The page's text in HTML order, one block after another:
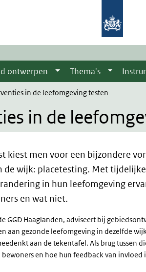
ontwerpen Thema's
in de leefomgeving testen
in de
kiest men voor een bijzondere
de wijk: placetesting. Met
in hun leefomgeving
en wat niet.
GGD Haaglanden, adviseert bij
aan gezonde leefomgeving in dezelfde
aan de tekentafel. Als brug tussen
en hoe hun feedback van invloed